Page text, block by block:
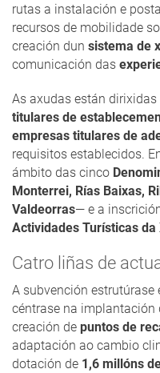
rutas a instalación e
recursos de mobilidade
creación dun sistema de
comunicación das
As axudas están dirixidas
titulares de
empresas titulares de
requisitos establecidos.
ámbito das cinco
Monterrei, Rías Baixas,
Valdeorras— e a
Actividades Turísticas da
Catro liñas de
A subvención estrutúrase
céntrase na implantación
creación de puntos de
adaptación ao cambio
dotación de 1,6 millóns